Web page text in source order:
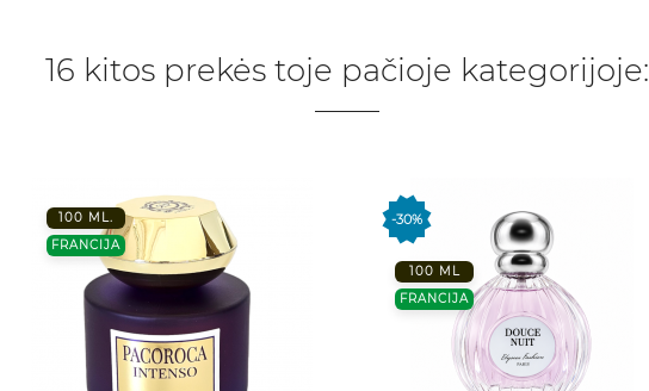
16 kitos prekės toje pačioje kategorijoje:
100 ML.
FRANCIJA
-30%
100 ML
FRANCIJA